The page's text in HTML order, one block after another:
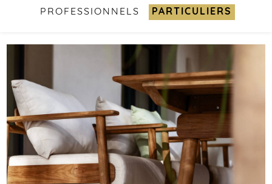
PROFESSIONNELS PARTICULIERS